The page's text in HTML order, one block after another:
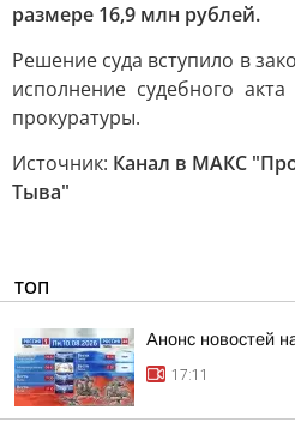
размере 16,9 млн рублей.
Решение суда вступило в
исполнение судебного
прокуратуры.
Источник: Канал в МАКС
Тыва"
ТОП
Анонс новостей
17:11